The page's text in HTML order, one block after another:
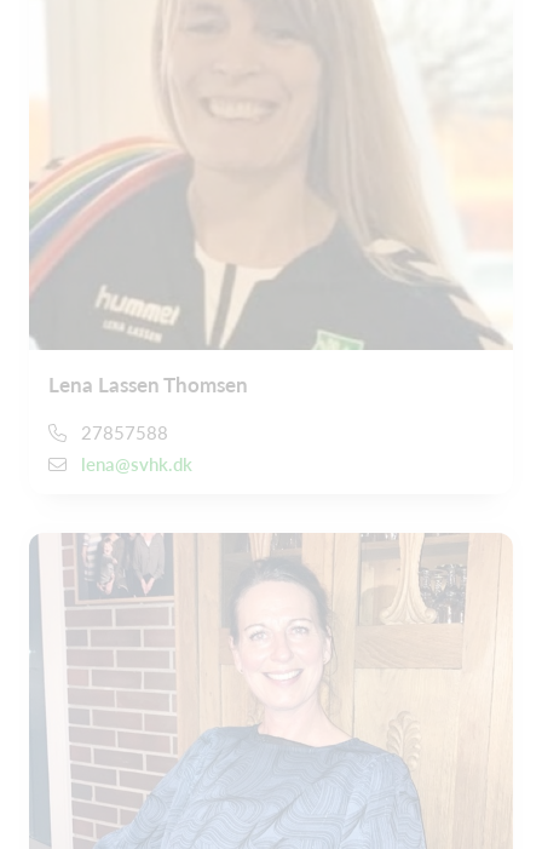
Lena Lassen Thomsen
27857588
lena@svhk.dk